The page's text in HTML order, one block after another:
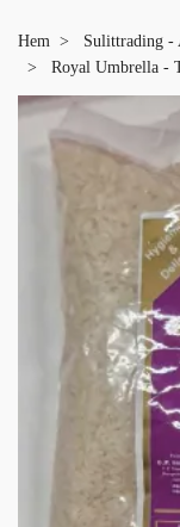
Hem
Sulittrading -
Royal Umbrella -